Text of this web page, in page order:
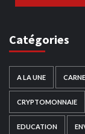
Catégories
A LA UNE
CRYPTOMONNAIE
EDUCATION